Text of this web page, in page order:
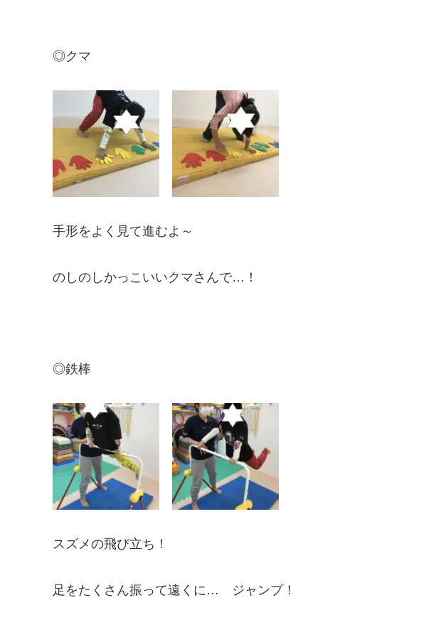
◎クマ
手形をよく見て進むよ～
のしのしかっこいいクマさんで…！
◎鉄棒
スズメの飛び立ち！
足をたくさん振って遠くに… ジャンプ！